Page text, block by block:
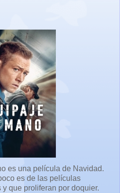
es una película de Navidad.
es de las películas
que proliferan por doquier.